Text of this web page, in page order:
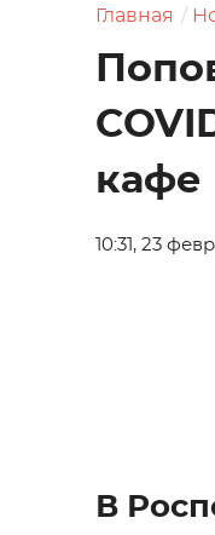
Главная
кафе
10:31, 23
В